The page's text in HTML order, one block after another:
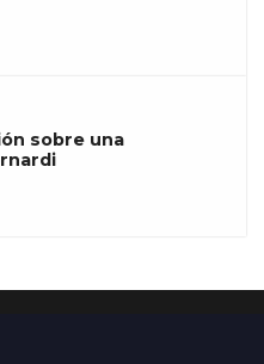
sobre una